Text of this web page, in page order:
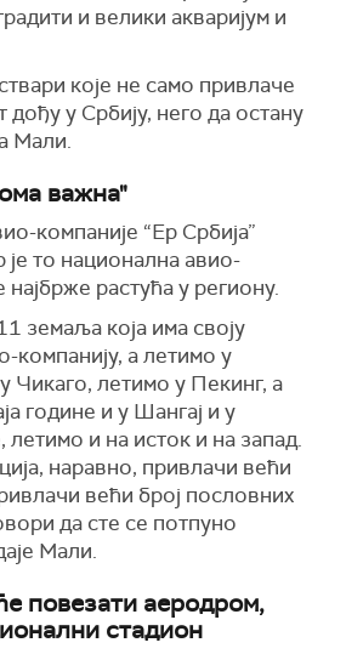
и велики акваријум и
које не само привлаче
дођу у Србију, него да остану
Мали.
важна"
компаније “Ер Србија”
је то национална авио-
најбрже растућа у региону.
земаља која има своју
компанију, а летимо у
Чикаго, летимо у Пекинг, а
године и у Шангај и у
летимо и на исток и на запад.
наравно, привлачи већи
већи број пословних
да сте се потпуно
Мали.
повезати аеродром,
стадион